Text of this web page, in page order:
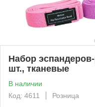
Набор
шт., тканевые
В наличии
Код: 4611
Розница